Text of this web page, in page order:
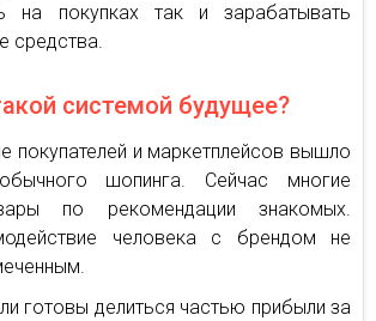
на покупках так и зарабатывать
средства.
системой будущее?
покупателей и маркетплейсов вышло
шопинга. Сейчас многие
по рекомендации знакомых.
человека с брендом не
готовы делиться частью прибыли за